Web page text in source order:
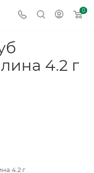
0
4.2 г
4.2 г